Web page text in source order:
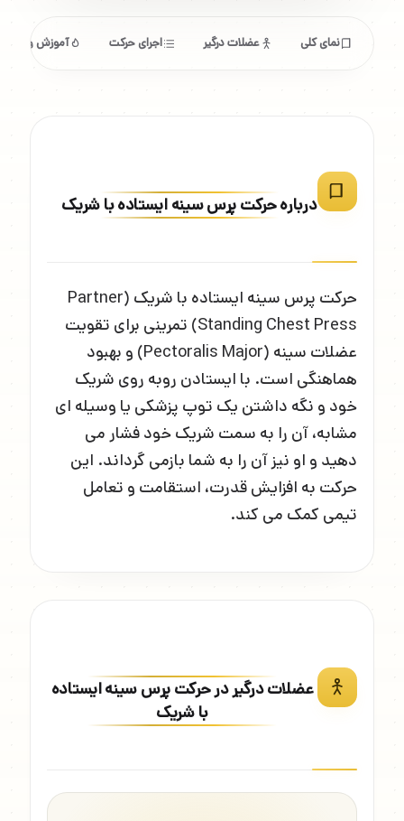
نمای کلی عضلات درگیر اجرای حرکت آموزش و ابزار
درباره حرکت پرس سینه ایستاده با شریک
حرکت پرس سینه ایستاده با شریک (Partner
Standing Chest Press) تمرینی برای تقویت
عضلات سینه (Pectoralis Major) و بهبود
هماهنگی است. با ایستادن روبه روی شریک
خود و نگه داشتن یک توپ پزشکی یا وسیله ای
مشابه، آن را به سمت شریک خود فشار می
دهید و او نیز آن را به شما بازمی گرداند. این
حرکت به افزایش قدرت، استقامت و تعامل
تیمی کمک می کند.
عضلات درگیر در حرکت پرس سینه ایستاده
با شریک